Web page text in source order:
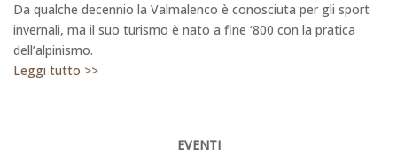
Da qualche decennio la Valmalenco è conosciuta per gli sport
invernali, ma il suo turismo è nato a fine ‘800 con la pratica
dell’alpinismo.
Leggi tutto >>
EVENTI